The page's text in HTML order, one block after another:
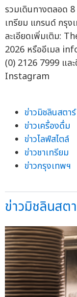
รวมเดินทางตลอด
เทรียม แกรนด์ กรุง
ละเอียดเพิ่มเติม:
2026 หรืออีเมล
(0) 2126 7999 แล
Instagram
ข่าวมิชลินสตาร์
ข่าวเครื่องดื่ม
ข่าวไลฟ์สไตล์
ข่าวชาเทรียม
ข่าวกรุงเทพฯ
ข่าวมิชลินสต